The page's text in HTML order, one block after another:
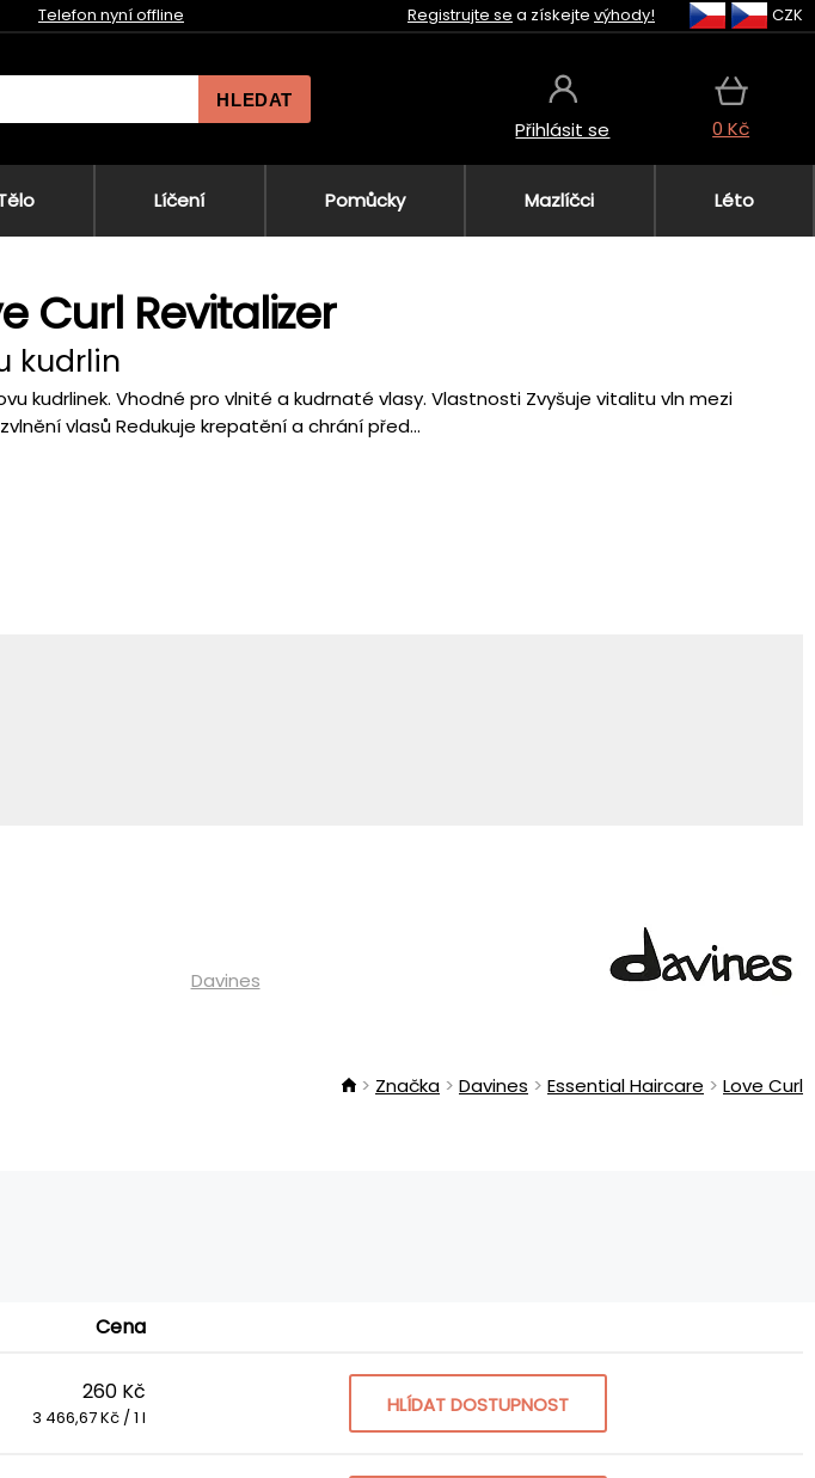
Telefon nyní offline Registrujte se a získejte výhody! CZK
HLEDAT
Přihlásit se 0 Kč
Líčení Pomůcky Mazlíčci Léto
Curl Revitalizer
kudrlin
kudrlinek. Vhodné pro vlnité a kudrnaté vlasy. Vlastnosti Zvyšuje vitalitu vln mezi
vlasů Redukuje krepatění a chrání před...
Davines
Značka Davines Essential Haircare Love Curl
Cena
260 Kč
3 466,67 Kč / 1 l
HLÍDAT DOSTUPNOST